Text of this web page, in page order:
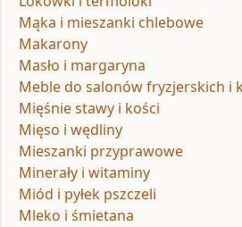
Mąka i mieszanki chlebowe
Makarony
Masło i margaryna
Meble do salonów fryzjerskich i
Mięśnie stawy i kości
Mięso i wędliny
Mieszanki przyprawowe
Minerały i witaminy
Miód i pyłek pszczeli
Mleko i śmietana